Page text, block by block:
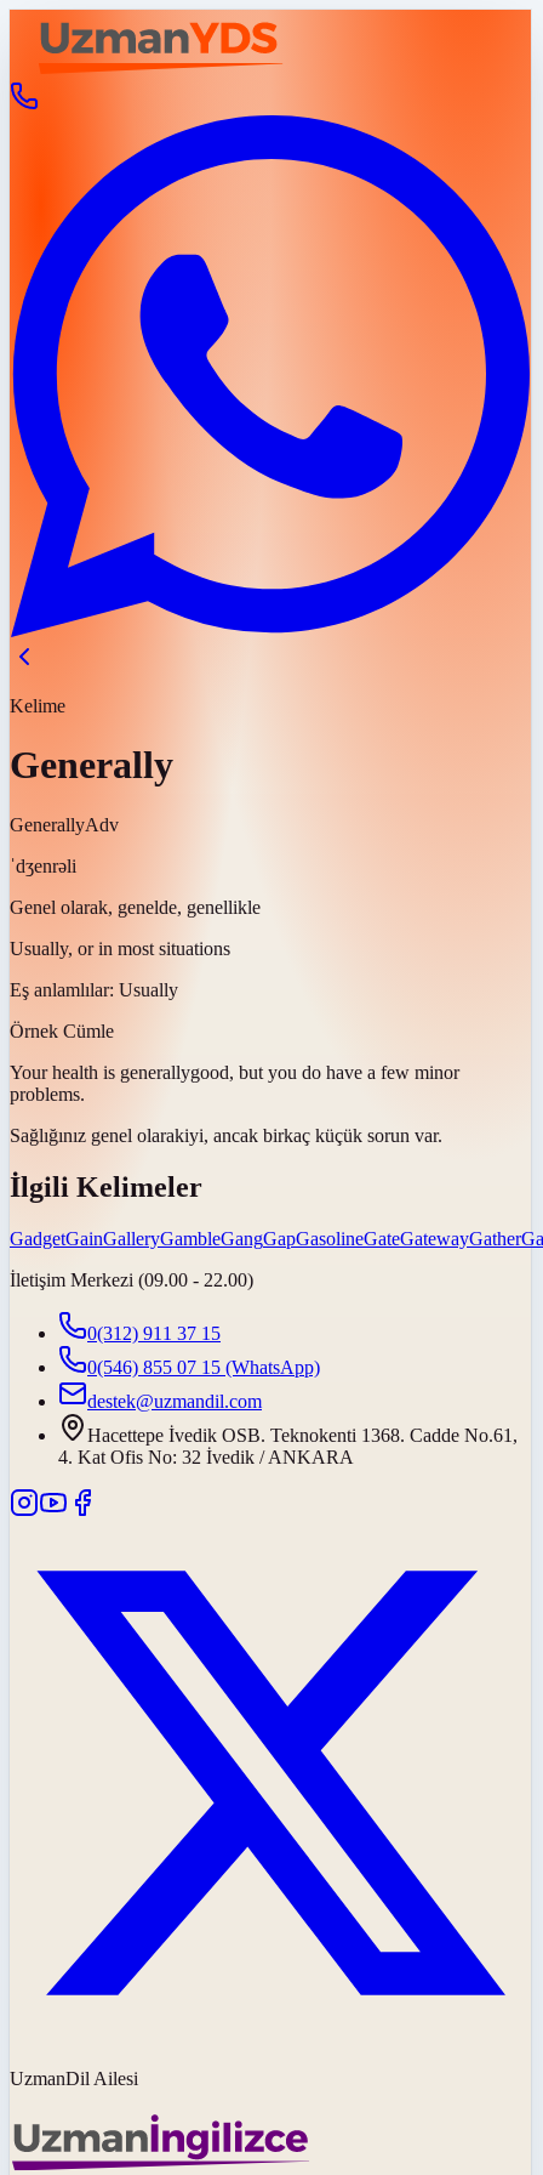
Kelime
Generally
GenerallyAdv
ˈdʒenrəli
Genel olarak, genelde, genellikle
Usually, or in most situations
Eş anlamlılar: Usually
Örnek Cümle
Your health is generallygood, but you do have a few minor
problems.
Sağlığınız genel olarakiyi, ancak birkaç küçük sorun var.
İlgili Kelimeler
GadgetGainGalleryGambleGangGapGasolineGateGatewayGather
İletişim Merkezi (09.00 - 22.00)
0(312) 911 37 15
0(546) 855 07 15 (WhatsApp)
destek@uzmandil.com
Hacettepe İvedik OSB. Teknokenti 1368. Cadde No.61,
4. Kat Ofis No: 32 İvedik / ANKARA
UzmanDil Ailesi